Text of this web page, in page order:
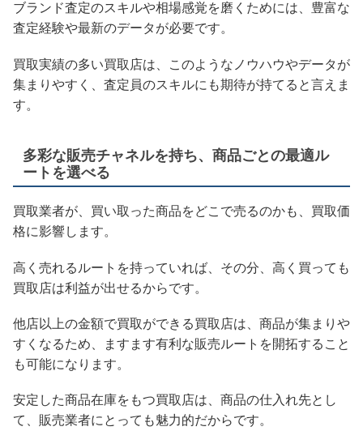
ブランド査定のスキルや相場感覚を磨くためには、豊富な
査定経験や最新のデータが必要です。
買取実績の多い買取店は、このようなノウハウやデータが
集まりやすく、査定員のスキルにも期待が持てると言えま
す。
多彩な販売チャネルを持ち、商品ごとの最適ル
ートを選べる
買取業者が、買い取った商品をどこで売るのかも、買取価
格に影響します。
高く売れるルートを持っていれば、その分、高く買っても
買取店は利益が出せるからです。
他店以上の金額で買取ができる買取店は、商品が集まりや
すくなるため、ますます有利な販売ルートを開拓すること
も可能になります。
安定した商品在庫をもつ買取店は、商品の仕入れ先とし
て、販売業者にとっても魅力的だからです。